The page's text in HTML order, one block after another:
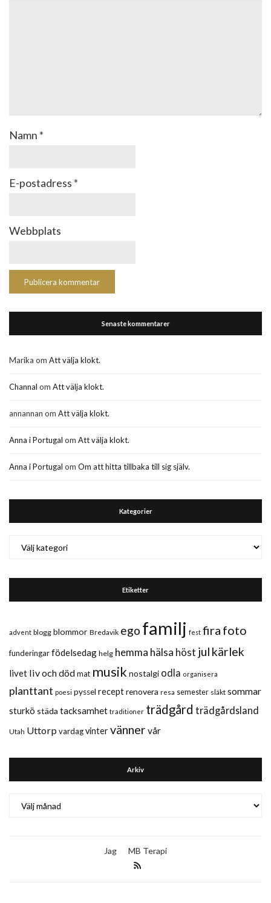
Namn *
E-postadress *
Webbplats
Senaste kommentarer
Marika om Att välja klokt.
Channal om Att välja klokt.
annannan om Att välja klokt.
Anna i Portugal om Att välja klokt.
Anna i Portugal om Om att hitta tillbaka till sig själv.
Kategorier
Etiketter
advent blogg blommor Bredavik ego familj fest fira foto
funderingarfödelsedag helg hemma hälsa höst jul kärlek
livet liv och dödmat musiknostalgi odla organisera
planttant poesi pyssel receptrenovera resa semester släkt sommar
sturkö städa tacksamhet traditioner trädgård trädgårdsland
Utah Uttorp vardagvintervänner vår
Arkiv
Jag MB Terapi